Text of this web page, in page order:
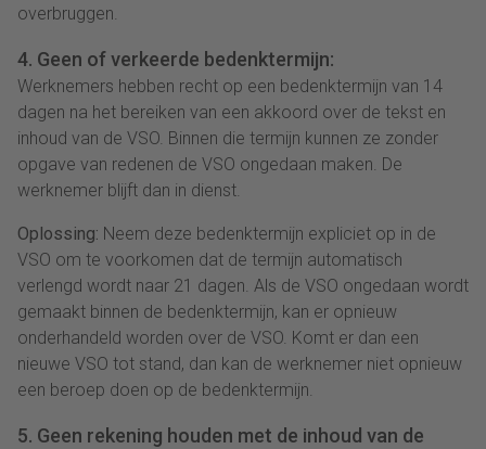
overbruggen.
4. Geen of verkeerde bedenktermijn:
Werknemers hebben recht op een bedenktermijn van 14
dagen na het bereiken van een akkoord over de tekst en
inhoud van de VSO. Binnen die termijn kunnen ze zonder
opgave van redenen de VSO ongedaan maken. De
werknemer blijft dan in dienst.
Oplossing: Neem deze bedenktermijn expliciet op in de
VSO om te voorkomen dat de termijn automatisch
verlengd wordt naar 21 dagen. Als de VSO ongedaan wordt
gemaakt binnen de bedenktermijn, kan er opnieuw
onderhandeld worden over de VSO. Komt er dan een
nieuwe VSO tot stand, dan kan de werknemer niet opnieuw
een beroep doen op de bedenktermijn.
5. Geen rekening houden met de inhoud van de